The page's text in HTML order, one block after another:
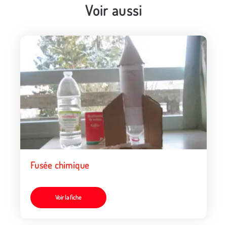
Voir aussi
Fusée chimique
Voir la fiche